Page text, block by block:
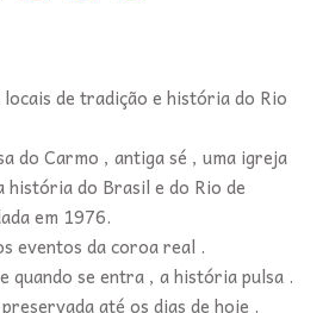
locais de tradição e história do Rio
do Carmo , antiga sé , uma igreja
do Brasil e do Rio de
em 1976.
eventos da coroa real .
quando se entra , a história pulsa .
até os dias de hoje .